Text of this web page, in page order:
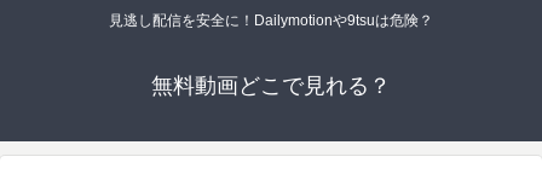
見逃し配信を安全に！Dailymotionや9tsuは危険？
無料動画どこで見れる？